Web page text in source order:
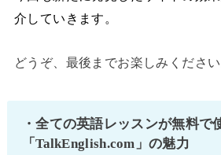
介していきます。
どうぞ、最後までお楽しみください
・全ての英語レッスンが無料で
「TalkEnglish.com」の魅力